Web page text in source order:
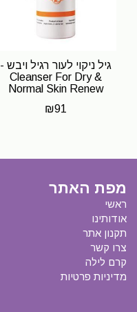
גיל ניקוי לעור רגיל ויבש -
Cleanser For Dry &
Normal Skin Renew
₪91
מפת האתר
ראשי
אודותינו
תקנון אתר
צרו קשר
קרם לילה
מדיניות פרטיות